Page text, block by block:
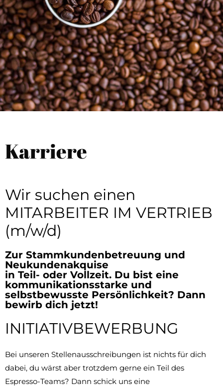
Karriere
Wir suchen einen
MITARBEITER IM VERTRIEB
(m/w/d)
Zur Stammkundenbetreuung und
Neukundenakquise
in Teil- oder Vollzeit. Du bist eine
kommunikationsstarke und
selbstbewusste Persönlichkeit? Dann
bewirb dich jetzt!
INITIATIVBEWERBUNG
Bei unseren Stellenausschreibungen ist nichts für dich
dabei, du wärst aber trotzdem gerne ein Teil des
Espresso-Teams? Dann schick uns eine